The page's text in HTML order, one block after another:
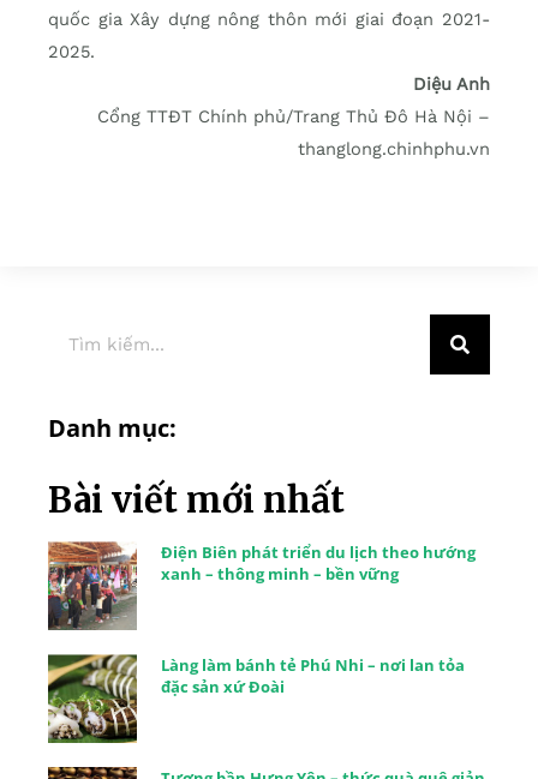
quốc gia Xây dựng nông thôn mới giai đoạn 2021-
2025.
Diệu Anh
Cổng TTĐT Chính phủ/Trang Thủ Đô Hà Nội –
thanglong.chinhphu.vn
Danh mục:
Bài viết mới nhất
Điện Biên phát triển du lịch theo hướng
xanh – thông minh – bền vững
Làng làm bánh tẻ Phú Nhi – nơi lan tỏa
đặc sản xứ Đoài